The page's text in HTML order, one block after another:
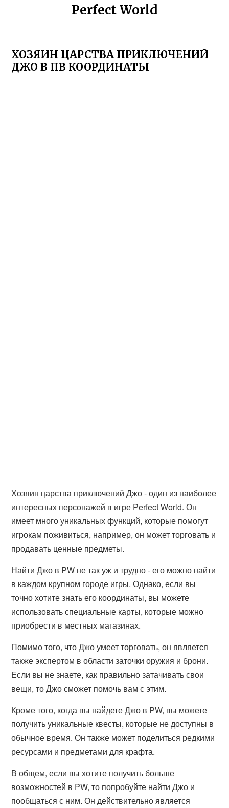
Perfect World
ХОЗЯИН ЦАРСТВА ПРИКЛЮЧЕНИЙ
ДЖО В ПВ КООРДИНАТЫ
Хозяин царства приключений Джо - один из наиболее
интересных персонажей в игре Perfect World. Он
имеет много уникальных функций, которые помогут
игрокам поживиться, например, он может торговать и
продавать ценные предметы.
Найти Джо в PW не так уж и трудно - его можно найти
в каждом крупном городе игры. Однако, если вы
точно хотите знать его координаты, вы можете
использовать специальные карты, которые можно
приобрести в местных магазинах.
Помимо того, что Джо умеет торговать, он является
также экспертом в области заточки оружия и брони.
Если вы не знаете, как правильно затачивать свои
вещи, то Джо сможет помочь вам с этим.
Кроме того, когда вы найдете Джо в PW, вы можете
получить уникальные квесты, которые не доступны в
обычное время. Он также может поделиться редкими
ресурсами и предметами для крафта.
В общем, если вы хотите получить больше
возможностей в PW, то попробуйте найти Джо и
пообщаться с ним. Он действительно является